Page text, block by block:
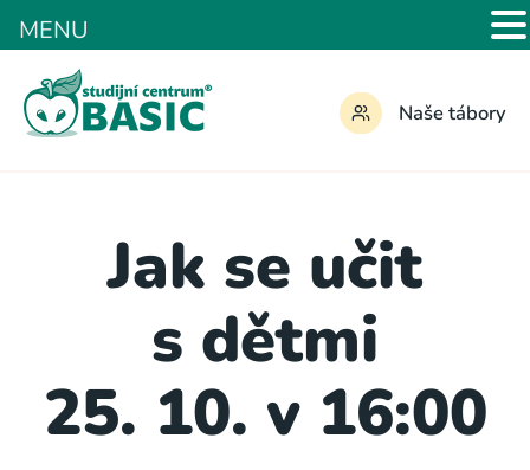
Naše tábory
Jak se učit
s dětmi
25. 10. v 16:00
MENU